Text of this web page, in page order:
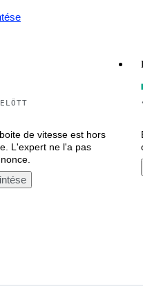
de vitesse est hors
L'expert ne l'a pas